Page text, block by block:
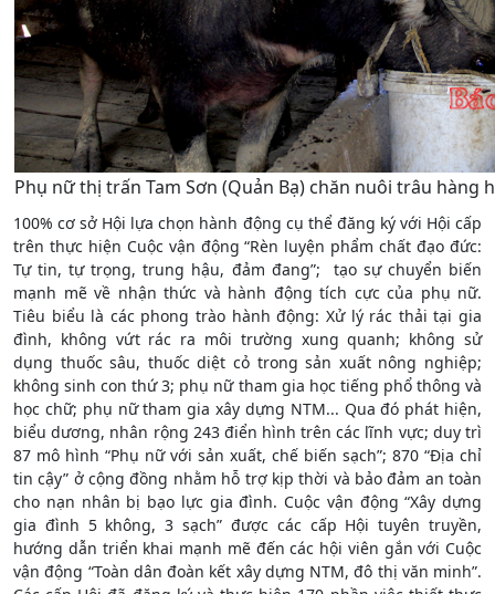
Phụ nữ thị trấn Tam Sơn (Quản Bạ) chăn nuôi trâu hàng
100% cơ sở Hội lựa chọn hành động cụ thể đăng ký với Hội cấp
trên thực hiện Cuộc vận động “Rèn luyện phẩm chất đạo đức:
Tự tin, tự trọng, trung hậu, đảm đang”; tạo sự chuyển biến
mạnh mẽ về nhận thức và hành động tích cực của phụ nữ.
Tiêu biểu là các phong trào hành động: Xử lý rác thải tại gia
đình, không vứt rác ra môi trường xung quanh; không sử
dụng thuốc sâu, thuốc diệt cỏ trong sản xuất nông nghiệp;
không sinh con thứ 3; phụ nữ tham gia học tiếng phổ thông và
học chữ; phụ nữ tham gia xây dựng NTM... Qua đó phát hiện,
biểu dương, nhân rộng 243 điển hình trên các lĩnh vực; duy trì
87 mô hình “Phụ nữ với sản xuất, chế biến sạch”; 870 “Địa chỉ
tin cậy” ở cộng đồng nhằm hỗ trợ kịp thời và bảo đảm an toàn
cho nạn nhân bị bạo lực gia đình. Cuộc vận động “Xây dựng
gia đình 5 không, 3 sạch” được các cấp Hội tuyên truyền,
hướng dẫn triển khai mạnh mẽ đến các hội viên gắn với Cuộc
vận động “Toàn dân đoàn kết xây dựng NTM, đô thị văn minh”.